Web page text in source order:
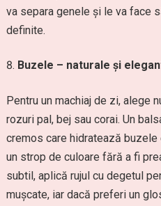
va separa genele și le va face
definite.
Buzele – naturale și
Pentru un machiaj de zi, alege
rozuri pal, bej sau corai. Un
cremos care hidratează
un strop de culoare fără a fi
subtil, aplică rujul cu degetul
mușcate, iar dacă preferi un